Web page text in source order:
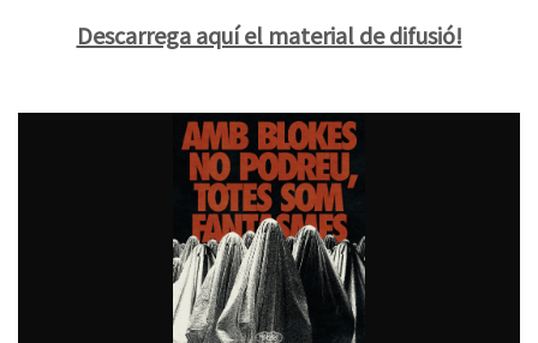
Descarrega aquí el material de difusió!